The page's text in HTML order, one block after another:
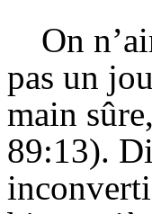
On
pas un
main
89:13).